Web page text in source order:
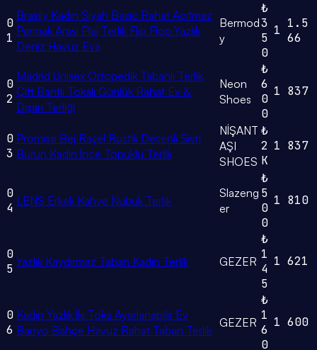
0
1
Brasily Kadın Siyah Basic Rahat Acıtmaz
Parmak Arası Plaj Terlik Flip Flop Yazlık
Deniz Havuz Eva
Bermod
y
₺
3
5
0
1 1.5
66
0
2
Madrid Unisex Ortopedik Tabanlı Terlik
Çift Bantlı Tokalı Günlük Rahat Ev &
Dışarı Terliği
Neon
Shoes
₺
6
0
0
1 837
0
3
Promise Bej Raşel Rustik Desenli Sivri
Burun Kadın İnce Topuklu Terlik
NİŞANT
AŞI
SHOES
₺
2
K
1 837
0
4 LENS Erkek Kahve Nubuk Terlik
Slazeng
er
₺
5
0
0
1 810
0
5 Yazlık Kaydırmaz Taban Kadın Terlik GEZER
₺
1
4
5
1 621
0
6
Kadın Yazlık İki Toka Ayarlanabilir Ev
Banyo Bahçe Havuz Rahat Taban Terlik
GEZER
₺
1
6
0
1 600